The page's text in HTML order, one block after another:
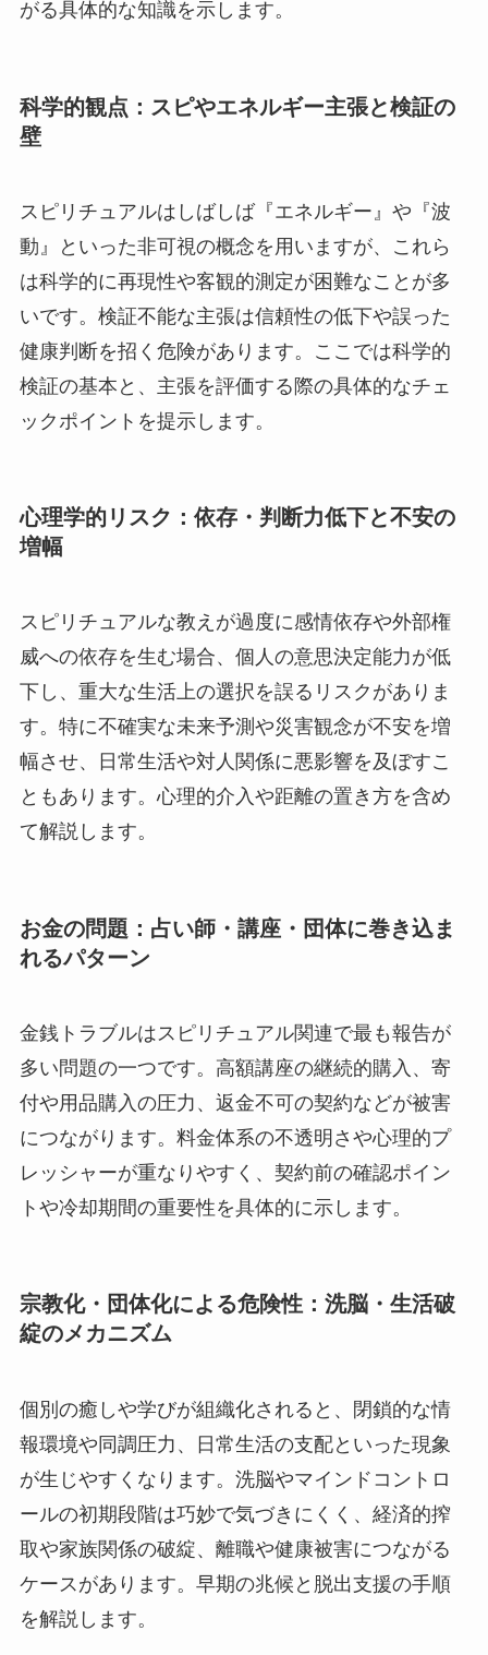
がる具体的な知識を示します。
科学的観点：スピやエネルギー主張と検証の
壁
スピリチュアルはしばしば『エネルギー』や『波
動』といった非可視の概念を用いますが、これら
は科学的に再現性や客観的測定が困難なことが多
いです。検証不能な主張は信頼性の低下や誤った
健康判断を招く危険があります。ここでは科学的
検証の基本と、主張を評価する際の具体的なチェ
ックポイントを提示します。
心理学的リスク：依存・判断力低下と不安の
増幅
スピリチュアルな教えが過度に感情依存や外部権
威への依存を生む場合、個人の意思決定能力が低
下し、重大な生活上の選択を誤るリスクがありま
す。特に不確実な未来予測や災害観念が不安を増
幅させ、日常生活や対人関係に悪影響を及ぼすこ
ともあります。心理的介入や距離の置き方を含め
て解説します。
お金の問題：占い師・講座・団体に巻き込ま
れるパターン
金銭トラブルはスピリチュアル関連で最も報告が
多い問題の一つです。高額講座の継続的購入、寄
付や用品購入の圧力、返金不可の契約などが被害
につながります。料金体系の不透明さや心理的プ
レッシャーが重なりやすく、契約前の確認ポイン
トや冷却期間の重要性を具体的に示します。
宗教化・団体化による危険性：洗脳・生活破
綻のメカニズム
個別の癒しや学びが組織化されると、閉鎖的な情
報環境や同調圧力、日常生活の支配といった現象
が生じやすくなります。洗脳やマインドコントロ
ールの初期段階は巧妙で気づきにくく、経済的搾
取や家族関係の破綻、離職や健康被害につながる
ケースがあります。早期の兆候と脱出支援の手順
を解説します。